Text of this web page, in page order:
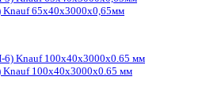
65х40х3000х0,65мм
100x40x3000х0.65 мм